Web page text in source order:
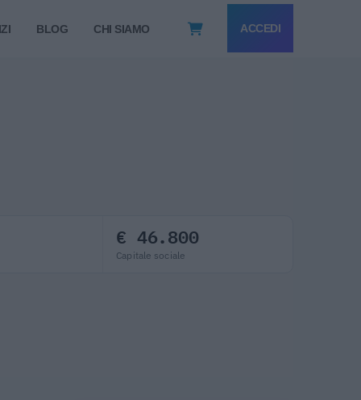
BLOG CHI SIAMO ACCEDI
€ 46.800
Capitale sociale